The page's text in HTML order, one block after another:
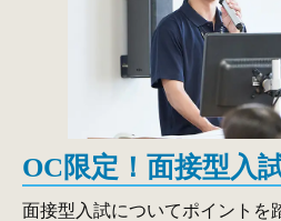
OC限定！面接型入
面接型入試についてポイントを